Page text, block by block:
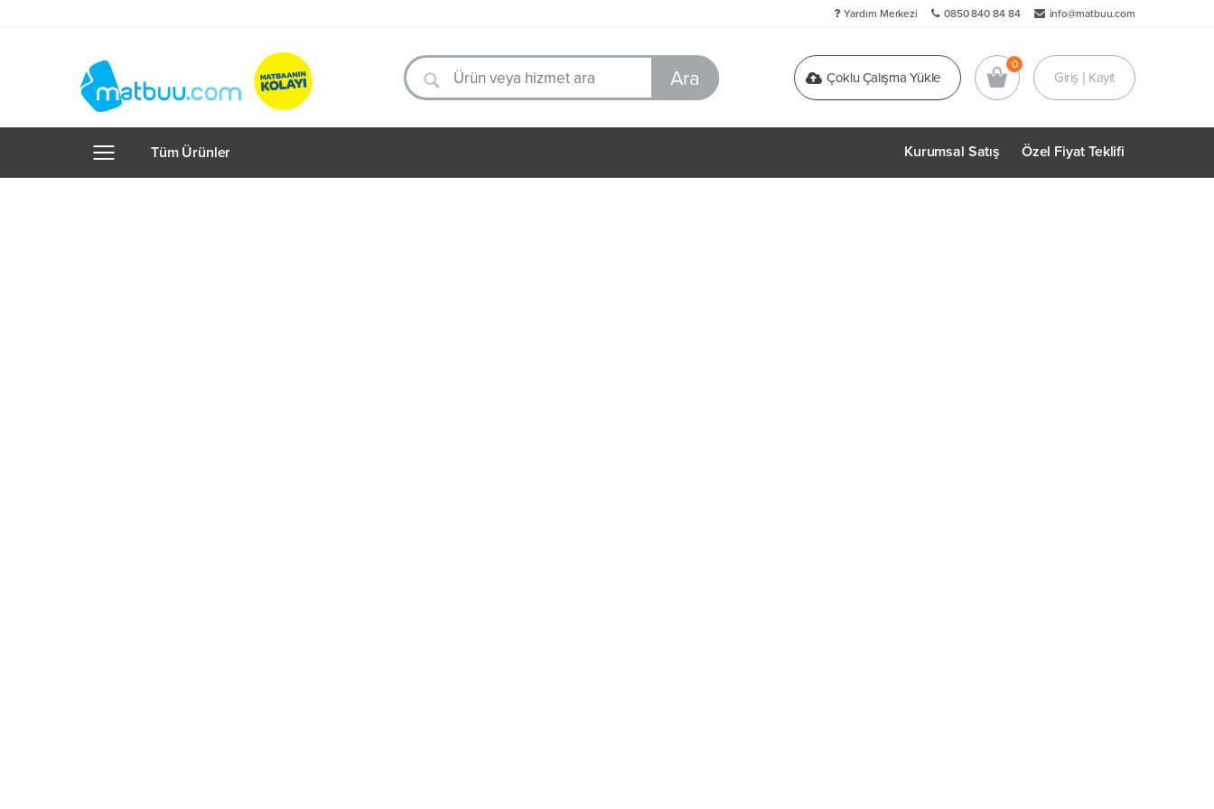
info@matbuu.com
0850 840 84 84
Yardım Merkezi
Çoklu Çalışma Yükle Giriş | Kayıt
Tüm Ürünler Kurumsal Satış Özel Fiyat Teklifi